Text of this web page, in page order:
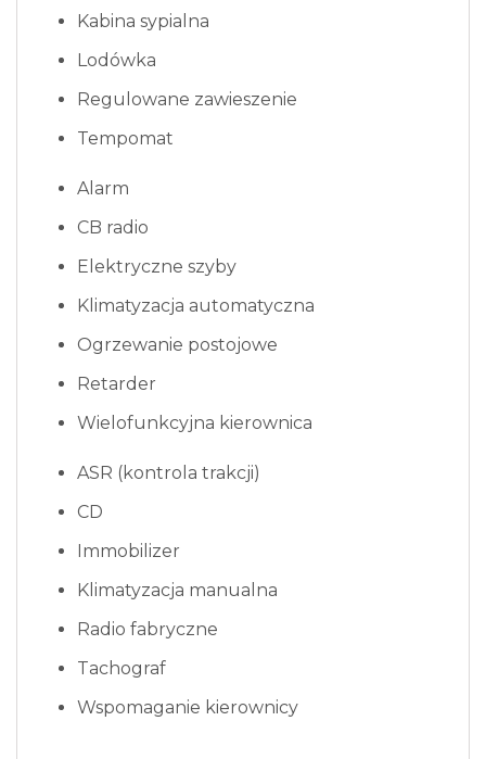
Kabina sypialna
Lodówka
Regulowane zawieszenie
Tempomat
Alarm
CB radio
Elektryczne szyby
Klimatyzacja automatyczna
Ogrzewanie postojowe
Retarder
Wielofunkcyjna kierownica
ASR (kontrola trakcji)
CD
Immobilizer
Klimatyzacja manualna
Radio fabryczne
Tachograf
Wspomaganie kierownicy